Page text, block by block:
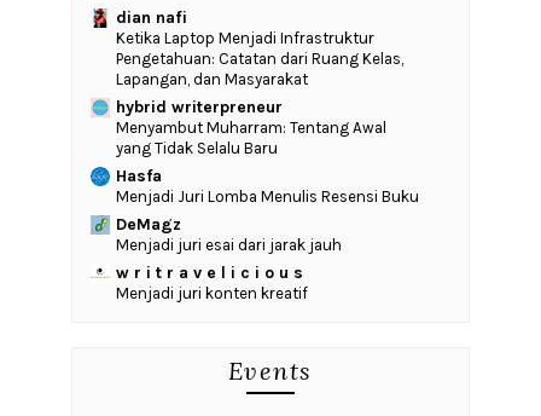
dian nafi
Ketika Laptop Menjadi Infrastruktur
Pengetahuan: Catatan dari Ruang Kelas,
Lapangan, dan Masyarakat
hybrid writerpreneur
Menyambut Muharram: Tentang Awal
yang Tidak Selalu Baru
Hasfa
Menjadi Juri Lomba Menulis Resensi Buku
DeMagz
Menjadi juri esai dari jarak jauh
w r i t r a v e l i c i o u s
Menjadi juri konten kreatif
Events